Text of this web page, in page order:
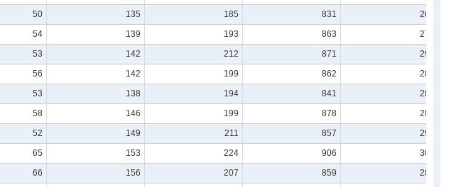
50 135 185 831
262
54 139 193 863
278
53 142 212 871
290
56 142 199 862
288
53 138 194 841
285
58 146 199 878
288
52 149 211 857
296
65 153 224 906
307
66 156 207 859
287